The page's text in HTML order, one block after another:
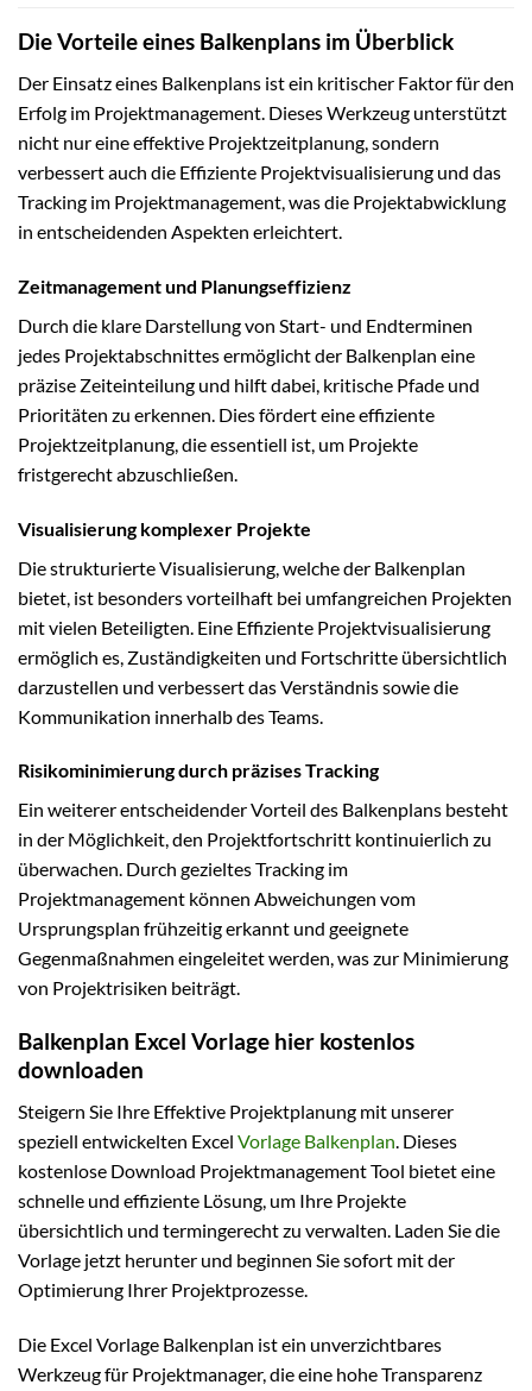
Die Vorteile eines Balkenplans im Überblick
Der Einsatz eines Balkenplans ist ein kritischer Faktor für den
Erfolg im Projektmanagement. Dieses Werkzeug unterstützt
nicht nur eine effektive Projektzeitplanung, sondern
verbessert auch die Effiziente Projektvisualisierung und das
Tracking im Projektmanagement, was die Projektabwicklung
in entscheidenden Aspekten erleichtert.
Zeitmanagement und Planungseffizienz
Durch die klare Darstellung von Start- und Endterminen
jedes Projektabschnittes ermöglicht der Balkenplan eine
präzise Zeiteinteilung und hilft dabei, kritische Pfade und
Prioritäten zu erkennen. Dies fördert eine effiziente
Projektzeitplanung, die essentiell ist, um Projekte
fristgerecht abzuschließen.
Visualisierung komplexer Projekte
Die strukturierte Visualisierung, welche der Balkenplan
bietet, ist besonders vorteilhaft bei umfangreichen Projekten
mit vielen Beteiligten. Eine Effiziente Projektvisualisierung
ermöglich es, Zuständigkeiten und Fortschritte übersichtlich
darzustellen und verbessert das Verständnis sowie die
Kommunikation innerhalb des Teams.
Risikominimierung durch präzises Tracking
Ein weiterer entscheidender Vorteil des Balkenplans besteht
in der Möglichkeit, den Projektfortschritt kontinuierlich zu
überwachen. Durch gezieltes Tracking im
Projektmanagement können Abweichungen vom
Ursprungsplan frühzeitig erkannt und geeignete
Gegenmaßnahmen eingeleitet werden, was zur Minimierung
von Projektrisiken beiträgt.
Balkenplan Excel Vorlage hier kostenlos
downloaden
Steigern Sie Ihre Effektive Projektplanung mit unserer
speziell entwickelten Excel Vorlage Balkenplan. Dieses
kostenlose Download Projektmanagement Tool bietet eine
schnelle und effiziente Lösung, um Ihre Projekte
übersichtlich und termingerecht zu verwalten. Laden Sie die
Vorlage jetzt herunter und beginnen Sie sofort mit der
Optimierung Ihrer Projektprozesse.
Die Excel Vorlage Balkenplan ist ein unverzichtbares
Werkzeug für Projektmanager, die eine hohe Transparenz